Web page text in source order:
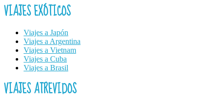
VIAJES EXÓTICOS
Viajes a Japón
Viajes a Argentina
Viajes a Vietnam
Viajes a Cuba
Viajes a Brasil
VIAJES ATREVIDOS